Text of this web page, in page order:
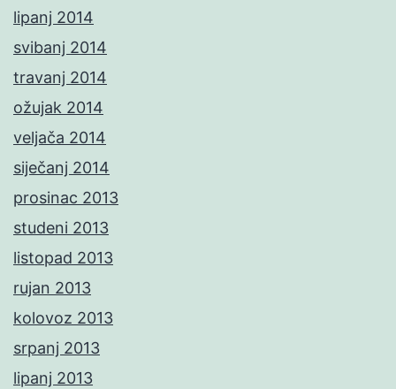
lipanj 2014
svibanj 2014
travanj 2014
ožujak 2014
veljača 2014
siječanj 2014
prosinac 2013
studeni 2013
listopad 2013
rujan 2013
kolovoz 2013
srpanj 2013
lipanj 2013